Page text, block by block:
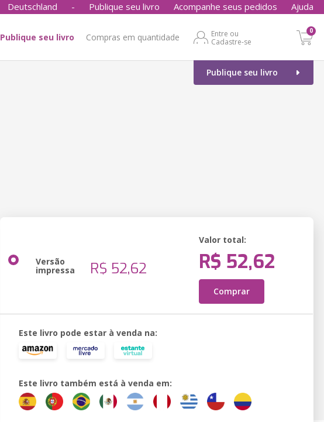
Deutschland - Publique seu livro Acompanhe seus pedidos Ajuda
Publique seu livro Compras em quantidade
Entre ou
Cadastre-se
0
Publique seu livro
Versão
impressa R$ 52,62
Valor total:
R$ 52,62
Comprar
Este livro pode estar à venda na:
Este livro também está à venda em: